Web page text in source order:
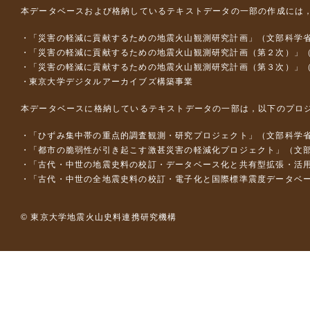
本データベースおよび格納しているテキストデータの一部の作成には
「災害の軽減に貢献するための地震火山観測研究計画」（文部科学
「災害の軽減に貢献するための地震火山観測研究計画（第２次）」
「災害の軽減に貢献するための地震火山観測研究計画（第３次）」
東京大学デジタルアーカイブズ構築事業
本データベースに格納しているテキストデータの一部は，以下のプロ
「ひずみ集中帯の重点的調査観測・研究プロジェクト」（文部科
「都市の脆弱性が引き起こす激甚災害の軽減化プロジェクト」（
「古代・中世の地震史料の校訂・データベース化と共有型拡張・
「古代・中世の全地震史料の校訂・電子化と国際標準震度データ
© 東京大学地震火山史料連携研究機構